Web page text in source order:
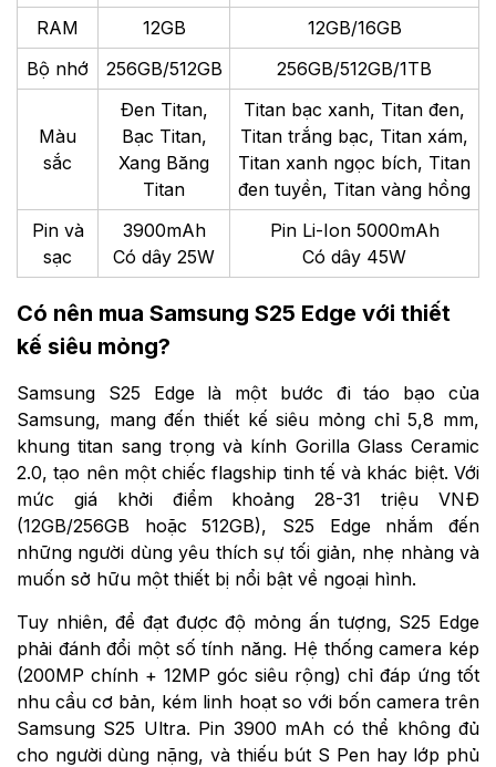
RAM 12GB
12GB/16GB
Bộ nhớ
256GB/512GB 256GB/512GB/1TB
Màu
sắc
Đen Titan,
Bạc Titan,
Xang Băng
Titan
Titan bạc xanh, Titan đen,
Titan trắng bạc, Titan xám,
Titan xanh ngọc bích, Titan
đen tuyền, Titan vàng hồng
Pin và
sạc
3900mAh
Có dây 25W
Pin Li-Ion 5000mAh
Có dây 45W
Có nên mua Samsung S25 Edge với thiết
kế siêu mỏng?
Samsung S25 Edge là một bước đi táo bạo của
Samsung, mang đến thiết kế siêu mỏng chỉ 5,8 mm,
khung titan sang trọng và kính Gorilla Glass Ceramic
2.0, tạo nên một chiếc flagship tinh tế và khác biệt. Với
mức giá khởi điểm khoảng 28-31 triệu VNĐ
(12GB/256GB hoặc 512GB), S25 Edge nhắm đến
những người dùng yêu thích sự tối giản, nhẹ nhàng và
muốn sở hữu một thiết bị nổi bật về ngoại hình.
Tuy nhiên, để đạt được độ mỏng ấn tượng, S25 Edge
phải đánh đổi một số tính năng. Hệ thống camera kép
(200MP chính + 12MP góc siêu rộng) chỉ đáp ứng tốt
nhu cầu cơ bản, kém linh hoạt so với bốn camera trên
Samsung S25 Ultra. Pin 3900 mAh có thể không đủ
cho người dùng nặng, và thiếu bút S Pen hay lớp phủ